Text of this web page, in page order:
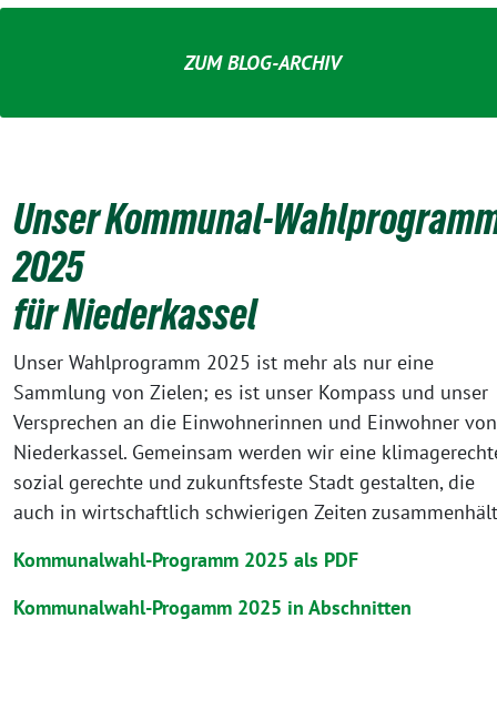
ZUM BLOG-ARCHIV
Unser Kommunal-
2025
für Niederkassel
Unser Wahlprogramm 2025 ist mehr als nur eine
Sammlung von Zielen; es ist unser Kompass und unser
Versprechen an die Einwohnerinnen und Einwohner von
Niederkassel. Gemeinsam werden wir eine
sozial gerechte und zukunftsfeste Stadt gestalten, die
auch in wirtschaftlich schwierigen Zeiten
Kommunalwahl-Programm 2025 als PDF
Kommunalwahl-Progamm 2025 in Abschnitten